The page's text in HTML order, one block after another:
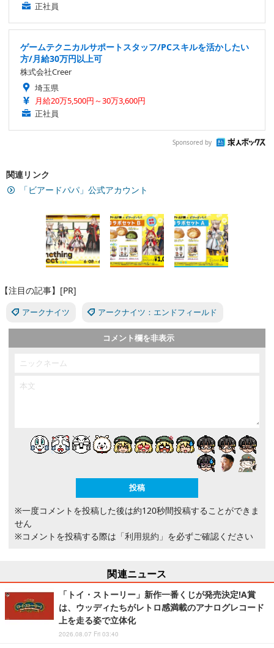
正社員
ゲームテクニカルサポートスタッフ/PCスキルを活かしたい
方/月給30万円以上可
株式会社Creer
埼玉県
月給20万5,500円～30万3,600円
正社員
Sponsored by
関連リンク
「ビアードパパ」公式アカウント
【注目の記事】[PR]
アークナイツ アークナイツ：エンドフィールド
コメント欄を非表示
※一度コメントを投稿した後は約120秒間投稿することができま
せん
※コメントを投稿する際は 「利用規約」 を必ずご確認ください
関連ニュース
「トイ・ストーリー」新作一番くじが発売決定!A賞
は、ウッディたちがレトロ感満載のアナログレコード
上を走る姿で立体化
2026.08.07 Fri 03:40